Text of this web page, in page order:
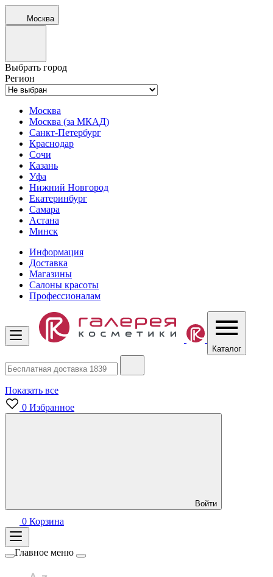
Москва
Выбрать город
Регион
Москва
Москва (за МКАД)
Санкт-Петербург
Краснодар
Сочи
Казань
Уфа
Нижний Новгород
Екатеринбург
Самара
Астана
Минск
Информация
Доставка
Магазины
Салоны красоты
Профессионалам
Каталог
Показать все
0 Избранное
Войти
0 Корзина
Главное меню